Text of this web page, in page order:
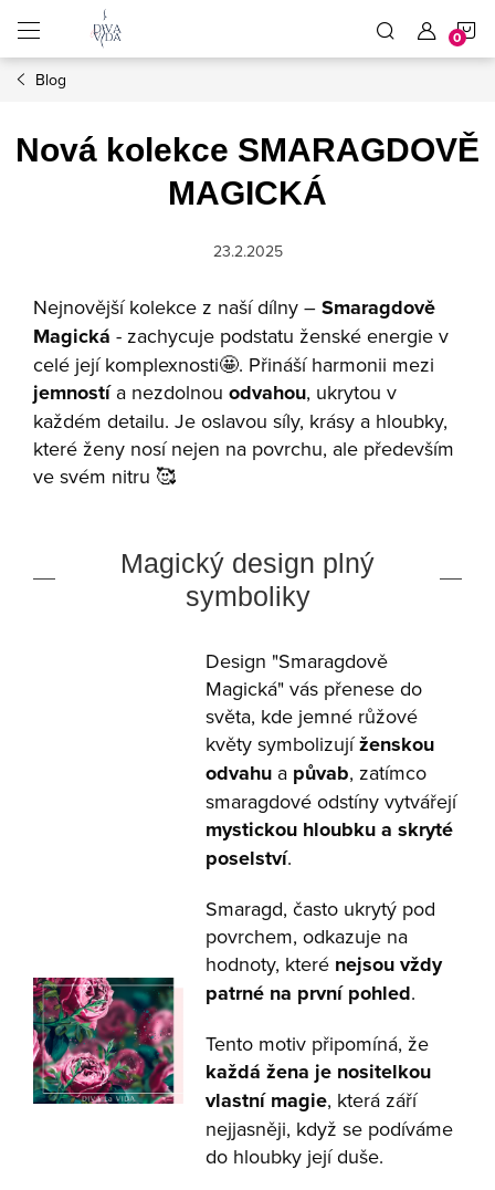
obsah
Blog
Nová kolekce SMARAGDOVĚ
MAGICKÁ
23.2.2025
Nejnovější kolekce z naší dílny – Smaragdově
Magická - zachycuje podstatu ženské energie v
celé její komplexnosti🤩. Přináší harmonii mezi
jemnostía nezdolnou odvahou, ukrytou v
každém detailu. Je oslavou síly, krásy a hloubky,
které ženy nosí nejen na povrchu, ale především
ve svém nitru 🥰
Magický design plný
symboliky
Design "Smaragdově
Magická" vás přenese do
světa, kde jemné růžové
květy symbolizujíženskou
odvahua půvab, zatímco
smaragdové odstíny vytvářejí
mystickou hloubku a skryté
poselství.
Smaragd, často ukrytý pod
povrchem, odkazuje na
hodnoty, které nejsou vždy
patrné na první pohled.
Tento motiv připomíná, že
každá žena je nositelkou
vlastní magie, která září
nejjasněji, když se podíváme
do hloubky její duše.